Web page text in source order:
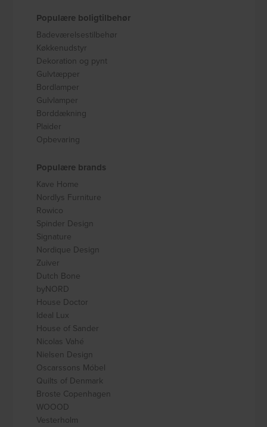
Populære boligtilbehør
Badeværelsestilbehør
Køkkenudstyr
Dekoration og pynt
Gulvtæpper
Bordlamper
Gulvlamper
Borddækning
Plaider
Opbevaring
Populære brands
Kave Home
Nordlys Furniture
Rowico
Spinder Design
Signature
Nordique Design
Zuiver
Dutch Bone
byNORD
House Doctor
Ideal Lux
House of Sander
Nicolas Vahé
Nielsen Design
Oscarssons Móbel
Quilts of Denmark
Broste Copenhagen
WOOOD
Vesterholm